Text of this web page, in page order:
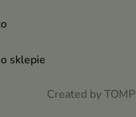
sklepie
Created by TOMP